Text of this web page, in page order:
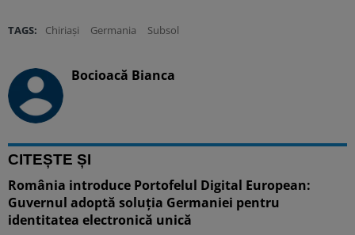
TAGS: Chiriași Germania Subsol
Bocioacă Bianca
CITEȘTE ȘI
România introduce Portofelul Digital European:
Guvernul adoptă soluția Germaniei pentru
identitatea electronică unică